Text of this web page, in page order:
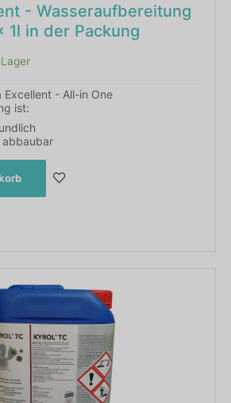
- Wasseraufbereitung
1l in der Packung
Excellent - All-in One
ist:
abbaubar